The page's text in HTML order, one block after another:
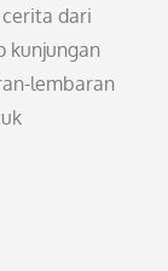
dari
kunjungan
lembaran